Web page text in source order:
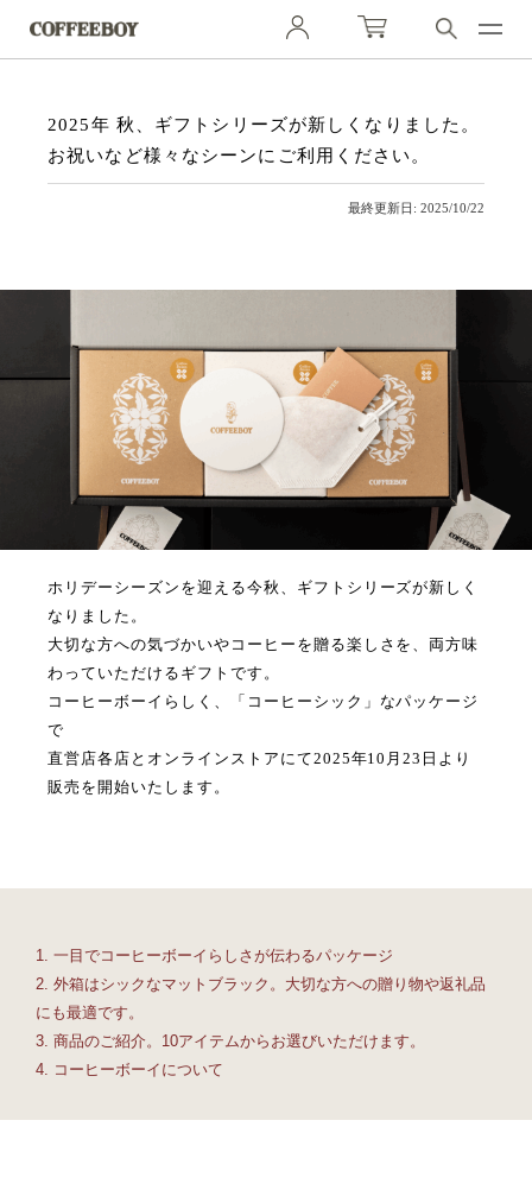
2025年 秋、ギフトシリーズが新しくなりました。
お祝いなど様々なシーンにご利用ください。
最終更新日: 2025/10/22
ホリデーシーズンを迎える今秋、ギフトシリーズが新しく
なりました。
大切な方への気づかいやコーヒーを贈る楽しさを、両方味
わっていただけるギフトです。
コーヒーボーイらしく、「コーヒーシック」なパッケージ
で
直営店各店とオンラインストアにて2025年10月23日より
販売を開始いたします。
1. 一目でコーヒーボーイらしさが伝わるパッケージ
2. 外箱はシックなマットブラック。大切な方への贈り物や返礼品
にも最適です。
3. 商品のご紹介。10アイテムからお選びいただけます。
4. コーヒーボーイについて